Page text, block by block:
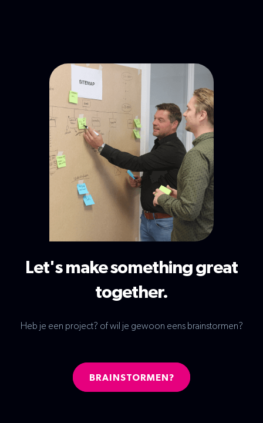
Let's make something great
together.
Heb je een project? of wil je gewoon eens brainstormen?
BRAINSTORMEN?